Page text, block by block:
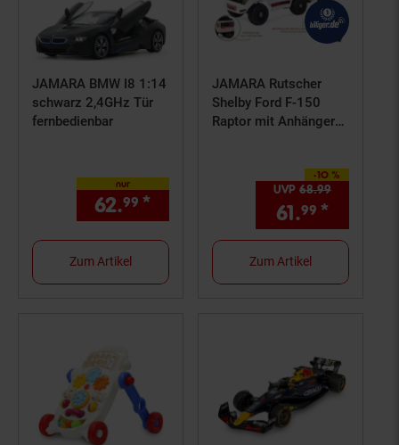
JAMARA BMW I8 1:14
schwarz 2,4GHz Tür
fernbedienbar
nur
62.99 * € Sternchen
Zum Artikel
JAMARA Rutscher
Shelby Ford F-150
Raptor mit Anhänger
-10 %
Sie Sparen 10 Prozent,
UVP 68.99
61.99 *
Zum Artikel